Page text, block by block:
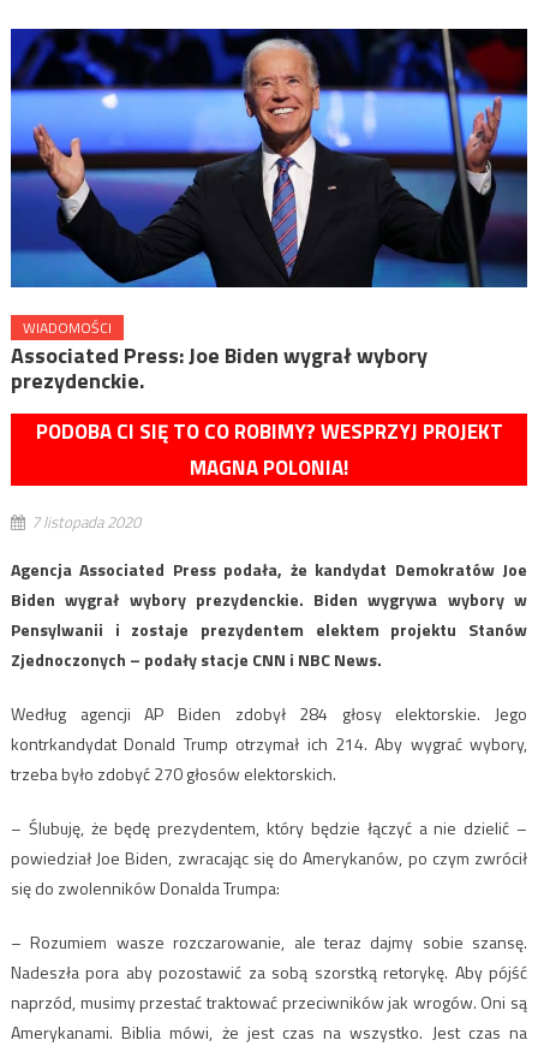
WIADOMOŚCI
Associated Press: Joe Biden wygrał wybory
prezydenckie.
PODOBA CI SIĘ TO CO ROBIMY? WESPRZYJ PROJEKT
MAGNA POLONIA!
7 listopada 2020
Agencja Associated Press podała, że kandydat Demokratów Joe
Biden wygrał wybory prezydenckie. Biden wygrywa wybory w
Pensylwanii i zostaje prezydentem elektem projektu Stanów
Zjednoczonych – podały stacje CNN i NBC News.
Według agencji AP Biden zdobył 284 głosy elektorskie. Jego
kontrkandydat Donald Trump otrzymał ich 214. Aby wygrać wybory,
trzeba było zdobyć 270 głosów elektorskich.
– Ślubuję, że będę prezydentem, który będzie łączyć a nie dzielić –
powiedział Joe Biden, zwracając się do Amerykanów, po czym zwrócił
się do zwolenników Donalda Trumpa:
– Rozumiem wasze rozczarowanie, ale teraz dajmy sobie szansę.
Nadeszła pora aby pozostawić za sobą szorstką retorykę. Aby pójść
naprzód, musimy przestać traktować przeciwników jak wrogów. Oni są
Amerykanami. Biblia mówi, że jest czas na wszystko. Jest czas na